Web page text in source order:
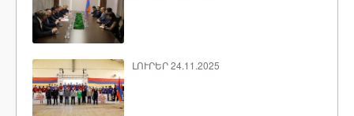
ԼՈՒՐԵՐ 24.11.2025